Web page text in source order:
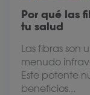
Por qué las
tu salud
Las fibras son
menudo
Este potente
beneficios...